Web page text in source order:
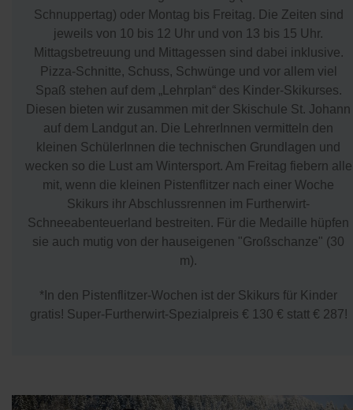
Schnuppertag) oder Montag bis Freitag. Die Zeiten sind
jeweils von 10 bis 12 Uhr und von 13 bis 15 Uhr.
Mittagsbetreuung und Mittagessen sind dabei inklusive.
Pizza-Schnitte, Schuss, Schwünge und vor allem viel
Spaß stehen auf dem „Lehrplan“ des Kinder-Skikurses.
Diesen bieten wir zusammen mit der Skischule St. Johann
auf dem Landgut an. Die LehrerInnen vermitteln den
kleinen SchülerInnen die technischen Grundlagen und
wecken so die Lust am Wintersport. Am Freitag fiebern alle
mit, wenn die kleinen Pistenflitzer nach einer Woche
Skikurs ihr Abschlussrennen im Furtherwirt-
Schneeabenteuerland bestreiten. Für die Medaille hüpfen
sie auch mutig von der hauseigenen "Großschanze" (30
m).
*In den Pistenflitzer-Wochen ist der Skikurs für Kinder
gratis! Super-Furtherwirt-Spezialpreis € 130 € statt € 287!